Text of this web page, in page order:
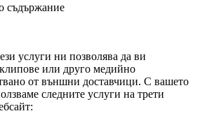
съдържание
услуги ни позволява да ви
или друго медийно
от външни доставчици. С вашето
следните услуги на трети